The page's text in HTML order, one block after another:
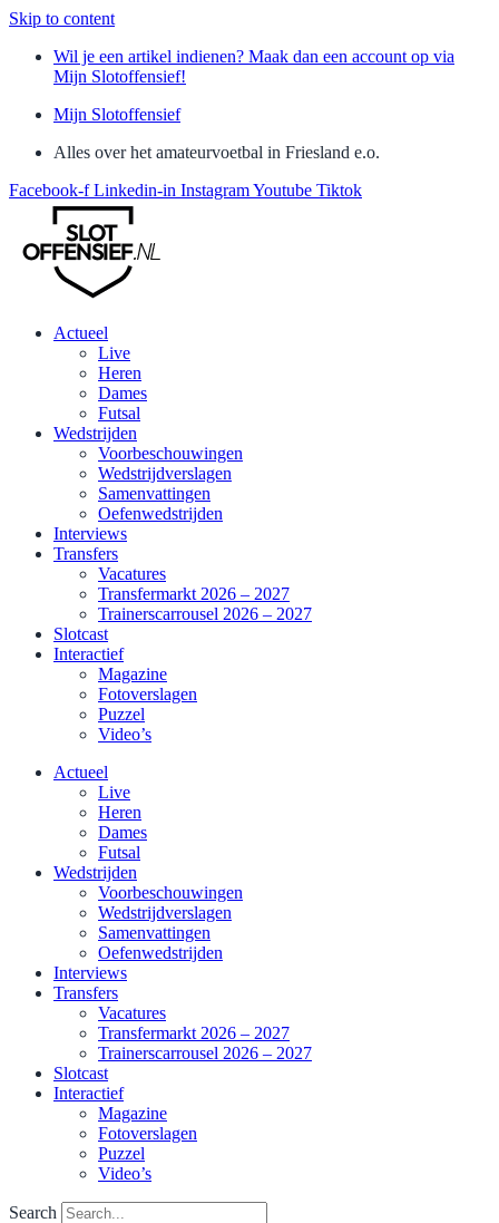
Skip to content
Wil je een artikel indienen? Maak dan een account op via
Mijn Slotoffensief!
Mijn Slotoffensief
Alles over het amateurvoetbal in Friesland e.o.
Facebook-f Linkedin-in InstagramYoutube Tiktok
Actueel
Live
Heren
Dames
Futsal
Wedstrijden
Voorbeschouwingen
Wedstrijdverslagen
Samenvattingen
Oefenwedstrijden
Interviews
Transfers
Vacatures
Transfermarkt 2026 – 2027
Trainerscarrousel 2026 – 2027
Slotcast
Interactief
Magazine
Fotoverslagen
Puzzel
Video’s
Actueel
Live
Heren
Dames
Futsal
Wedstrijden
Voorbeschouwingen
Wedstrijdverslagen
Samenvattingen
Oefenwedstrijden
Interviews
Transfers
Vacatures
Transfermarkt 2026 – 2027
Trainerscarrousel 2026 – 2027
Slotcast
Interactief
Magazine
Fotoverslagen
Puzzel
Video’s
Search